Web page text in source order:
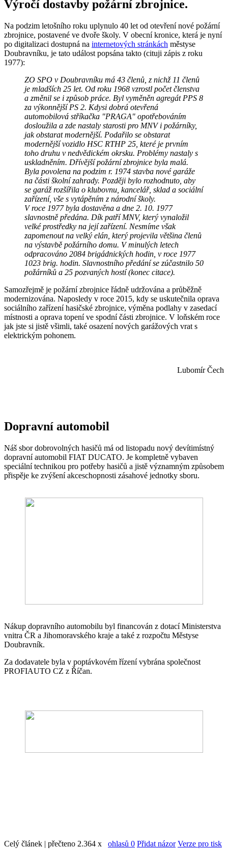
Výročí dostavby požární zbrojnice.
Na podzim letošního roku uplynulo 40 let od otevření nové požární
zbrojnice, postavené ve dvoře školy. V obecní kronice, která je nyní
po digitalizaci dostupná na internetových stránkách městyse
Doubravníku, je tato událost popsána takto (cituji zápis z roku
1977):
ZO SPO v Doubravníku má 43 členů, z nichž 11 členů
je mladších 25 let. Od roku 1968 vzrostl počet členstva
a změnil se i způsob práce. Byl vyměněn agregát PPS 8
za výkonnější PS 2. Kdysi dobrá otevřená
automobilová stříkačka "PRAGA" opotřebováním
dosloužila a zde nastaly starosti pro MNV i požárníky,
jak obstarat modernější. Podařilo se obstarat
modernější vozidlo HSC RTHP 25, které je prvním
toho druhu v nedvědickém okrsku. Problémy nastaly s
uskladněním. Dřívější požární zbrojnice byla malá.
Byla povolena na podzim r. 1974 stavba nové garáže
na části školní zahrady. Později bylo rozhodnuto, aby
se garáž rozšířila o klubovnu, kancelář, sklad a sociální
zařízení, vše s vytápěním z národní školy.
V roce 1977 byla dostavěna a dne 2. 10. 1977
slavnostně předána. Dík patří MNV, který vynaložil
velké prostředky na její zařízení. Nesmíme však
zapomenout na velký elán, který projevila většina členů
na výstavbě požárního domu. V minulých letech
odpracováno 2084 brigádnických hodin, v roce 1977
1023 brig. hodin. Slavnostního předání se zúčastnilo 50
požárníků a 25 pozvaných hostí (konec citace).
Samozřejmě je požární zbrojnice řádně udržována a průběžně
modernizována. Naposledy v roce 2015, kdy se uskutečnila oprava
sociálního zařízení hasičské zbrojnice, výměna podlahy v zasedací
místnosti a oprava topení ve spodní části zbrojnice. V loňském roce
jak jste si jistě všimli, také osazení nových garážových vrat s
elektrickým pohonem.
Lubomír Čech
Dopravní automobil
Náš sbor dobrovolných hasičů má od listopadu nový devítimístný
dopravní automobil FIAT DUCATO. Je kompletně vybaven
speciální technikou pro potřeby hasičů a jistě významným způsobem
přispěje ke zvýšení akceschopnosti zásahové jednotky sboru.
Nákup dopravního automobilu byl financován z dotací Ministerstva
vnitra ČR a Jihomoravského kraje a také z rozpočtu Městyse
Doubravník.
Za dodavatele byla v poptávkovém řízení vybrána společnost
PROFIAUTO CZ z Říčan.
Celý článek | přečteno 2.364 x ohlasů 0 Přidat názor Verze pro tisk